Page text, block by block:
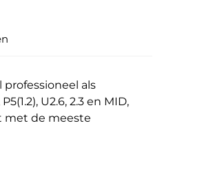
professioneel als
U2.6, 2.3 en MID,
met de meeste